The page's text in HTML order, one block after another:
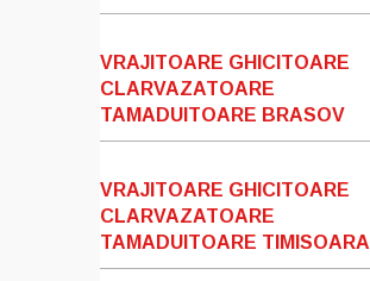
VRAJITOARE GHICITOARE
CLARVAZATOARE
TAMADUITOARE BRASOV
VRAJITOARE GHICITOARE
CLARVAZATOARE
TAMADUITOARE TIMISOARA